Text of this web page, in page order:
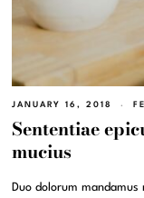
JANUARY 16, 2018
Sententiae
mucius
Duo dolorum